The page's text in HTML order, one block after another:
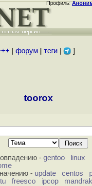
Профиль:
форум| теги| ]
toorox
- gentoo
linux
- update centos
freesco ipcop